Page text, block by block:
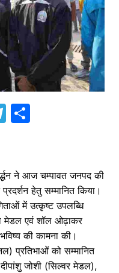
T
gr
a
m
S
e
ने आज चम्पावत जनपद की
हेतु सम्मानित किया।
में उत्कृष्ट उपलब्धि
मेडल एवं शॉल ओढ़ाकर
की कामना की।
प्रतिभाओं को सम्मानित
जोशी (सिल्वर मेडल),